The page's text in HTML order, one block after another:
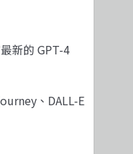
新的 GPT-4
、DALL-E